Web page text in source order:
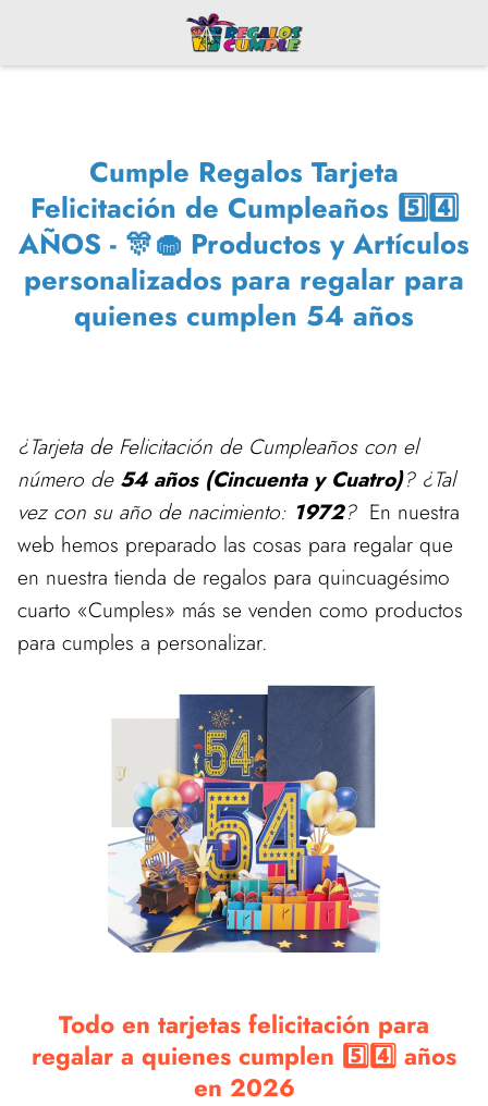
Cumple Regalos Tarjeta
Felicitación de Cumpleaños 5️⃣4️⃣
AÑOS - 🎊🧁 Productos y Artículos
personalizados para regalar para
quienes cumplen 54 años
¿Tarjeta de Felicitación de Cumpleaños con el
número de 54 años (Cincuenta y Cuatro)? ¿Tal
vez con su año de nacimiento: 1972?En nuestra
web hemos preparado las cosas para regalar que
en nuestra tienda de regalos para quincuagésimo
cuarto «Cumples» más se venden como productos
para cumples a personalizar.
Todo en tarjetas felicitación para
regalar a quienes cumplen 5️⃣4️⃣ años
en 2026